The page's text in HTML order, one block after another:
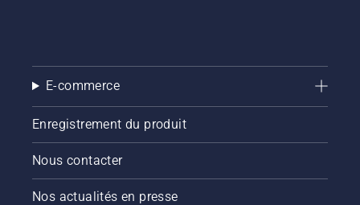
E-commerce
Enregistrement du produit
Nous contacter
Nos actualités en presse